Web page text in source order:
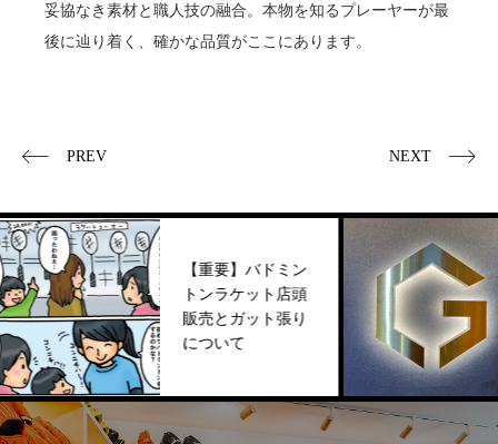
妥協なき素材と職人技の融合。本物を知るプレーヤーが最
後に辿り着く、確かな品質がここにあります。
PREV NEXT
【重要】バドミン
トンラケット店頭
販売とガット張り
について